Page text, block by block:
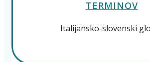
TERMINOV
Italijansko-slovenski